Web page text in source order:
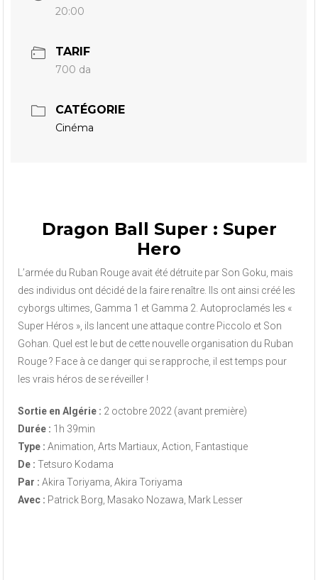
20:00
TARIF
700 da
CATÉGORIE
Cinéma
Dragon Ball Super : Super
Hero
L’armée du Ruban Rouge avait été détruite par Son Goku, mais
des individus ont décidé de la faire renaître. Ils ont ainsi créé les
cyborgs ultimes, Gamma 1 et Gamma 2. Autoproclamés les «
Super Héros », ils lancent une attaque contre Piccolo et Son
Gohan. Quel est le but de cette nouvelle organisation du Ruban
Rouge ? Face à ce danger qui se rapproche, il est temps pour
les vrais héros de se réveiller !
Sortie en Algérie : 2 octobre 2022 (avant première)
Durée : 1h 39min
Type : Animation, Arts Martiaux, Action, Fantastique
De : Tetsuro Kodama
Par : Akira Toriyama, Akira Toriyama
Avec : Patrick Borg, Masako Nozawa, Mark Lesser